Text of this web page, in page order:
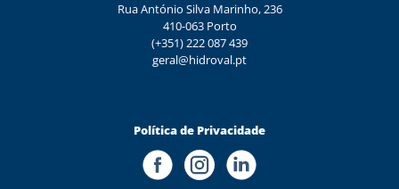
Rua António Silva Marinho, 236
410-063 Porto
(+351) 222 087 439
geral@hidroval.pt
Política de Privacidade